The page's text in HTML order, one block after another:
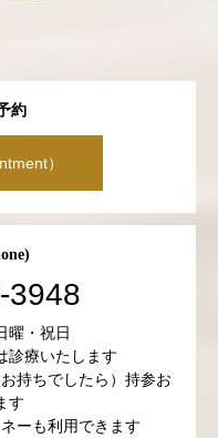
約
）
3948
曜・祝日
診療いたします
持ちでしたら）持参お
す
ーも利用できます